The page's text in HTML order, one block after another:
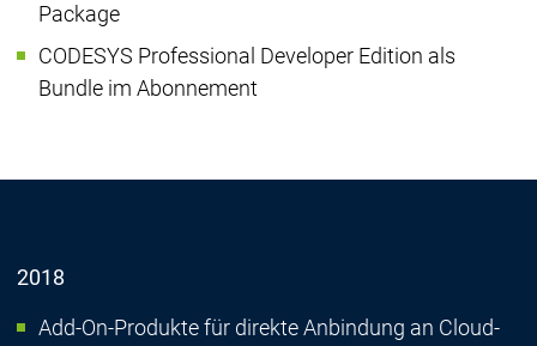
Package
CODESYS Professional Developer Edition als
Bundle im Abonnement
2018
Add-On-Produkte für direkte Anbindung an Cloud-